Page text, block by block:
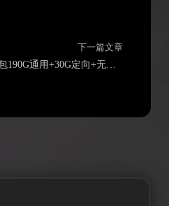
下一篇文章
电信纵横卡39元包190G通用+30G定向+无主叫语音功能